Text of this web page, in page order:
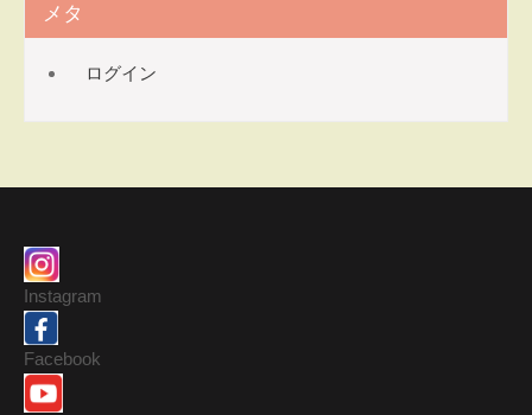
メタ
ログイン
Instagram
Facebook